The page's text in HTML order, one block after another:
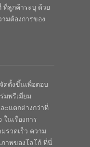
ที่ลูกค้าระบุ ด้วย
ามต้องการของ
ดตั้งขึ้นเพื่อตอบ
มพรีเมี่ยม
ะแตกต่างกว่าที่
ในเรื่องการ
รวดเร็ว ความ
าพของโลโก้ ที่นี่